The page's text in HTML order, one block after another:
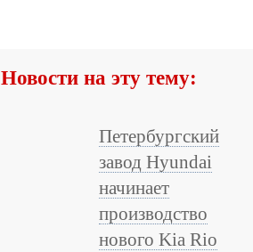
Новости на эту тему:
Петербургский
завод Hyundai
начинает
производство
нового Kia Rio